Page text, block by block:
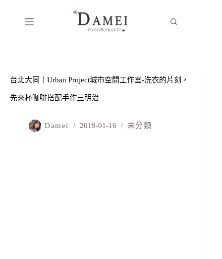
台北大同｜Urban Project城市空間工作室-洗衣的片刻，
先來杯咖啡搭配手作三明治
Damei 2019-01-16 未分類